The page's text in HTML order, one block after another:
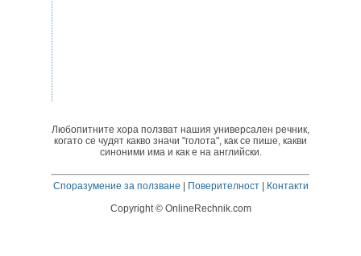
Любопитните хора ползват нашия универсален речник,
когато се чудят какво значи "голота", как се пише, какви
синоними има и как е на английски.
Споразумение за ползване Поверителност|
Контакти
Copyright © OnlineRechnik.com